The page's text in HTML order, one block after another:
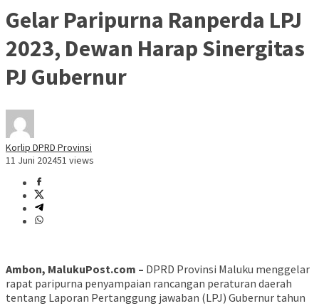
Gelar Paripurna Ranperda LPJ
2023, Dewan Harap Sinergitas
PJ Gubernur
Korlip DPRD Provinsi
11 Juni 202451 views
Ambon, MalukuPost.com – DPRD Provinsi Maluku menggelar
rapat paripurna penyampaian rancangan peraturan daerah
tentang Laporan Pertanggung jawaban (LPJ) Gubernur tahun